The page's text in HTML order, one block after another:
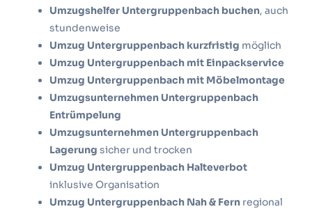
Umzugshelfer Untergruppenbach buchen, auch
stundenweise
Umzug Untergruppenbach kurzfristig möglich
Umzug Untergruppenbach mit Einpackservice
Umzug Untergruppenbach mit Möbelmontage
Umzugsunternehmen Untergruppenbach
Entrümpelung
Umzugsunternehmen Untergruppenbach
Lagerung sicher und trocken
Umzug Untergruppenbach Halteverbot
inklusive Organisation
Umzug Untergruppenbach Nah & Fern regional